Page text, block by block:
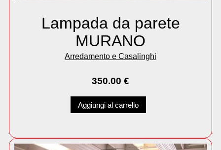
Lampada da parete
MURANO
Arredamento e Casalinghi
350.00 €
Aggiungi al carrello